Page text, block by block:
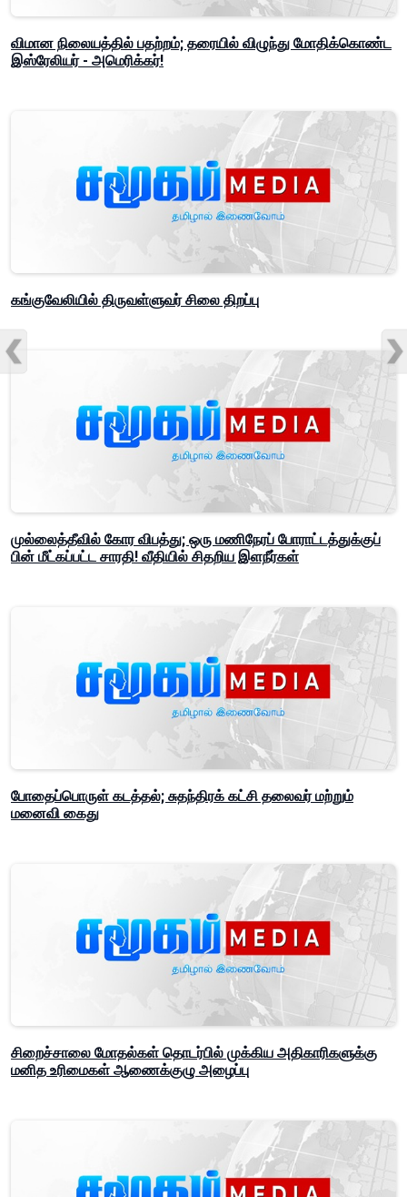
விமான நிலையத்தில் பதற்றம்; தரையில் விழுந்து மோதிக்கொண்ட
இஸ்ரேலியர் - அமெரிக்கர்!
கங்குவேலியில் திருவள்ளுவர் சிலை திறப்பு
முல்லைத்தீவில் கோர விபத்து; ஒரு மணிநேரப் போராட்டத்துக்குப்
பின் மீட்கப்பட்ட சாரதி! வீதியில் சிதறிய இளநீர்கள்
போதைப்பொருள் கடத்தல்; சுதந்திரக் கட்சி தலைவர் மற்றும்
மனைவி கைது
சிறைச்சாலை மோதல்கள் தொடர்பில் முக்கிய அதிகாரிகளுக்கு
மனித உரிமைகள் ஆணைக்குழு அழைப்பு